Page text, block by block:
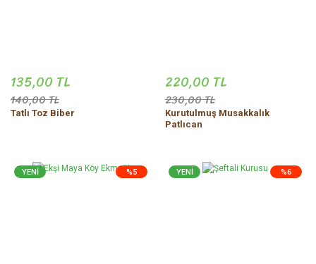
135,00 TL
140,00 TL
Tatlı Toz Biber
220,00 TL
230,00 TL
Kurutulmuş Musakkalık
Patlıcan
%5
YENİ %6
YENİ